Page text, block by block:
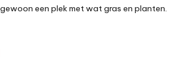
een plek met wat gras en planten.